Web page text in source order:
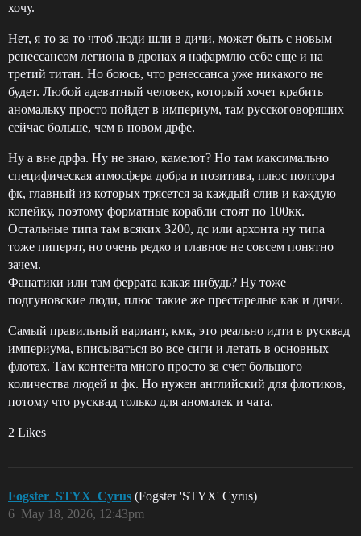
хочу.
Нет, я то за то чтоб люди шли в дичи, может быть с новым
ренессансом легиона в дронах я нафармлю себе еще и на
третий титан. Но боюсь, что ренессанса уже никакого не
будет. Любой адеватный человек, который хочет крабить
аномальку просто пойдет в империум, там русскоговорящих
сейчас больше, чем в новом дрфе.
Ну а вне дрфа. Ну не знаю, камелот? Но там максимально
специфическая атмосфера добра и позитива, плюс полтора
фк, главный из которых трясется за каждый слив и каждую
копейку, поэтому форматные корабли стоят по 100кк.
Остальные типа там всяких 3200, дс или архонта ну типа
тоже пиперят, но очень редко и главное не совсем понятно
зачем.
Фанатики или там феррата какая нибудь? Ну тоже
подгуновские люди, плюс такие же престарелые как и дичи.
Самый правильный вариант, кмк, это реально идти в русквад
империума, вписываться во все сиги и летать в основных
флотах. Там контента много просто за счет большого
количества людей и фк. Но нужен английский для флотиков,
потому что русквад только для аномалек и чата.
2 Likes
Fogster_STYX_Cyrus (Fogster 'STYX' Cyrus)
May 18, 2026, 12:43pm
6